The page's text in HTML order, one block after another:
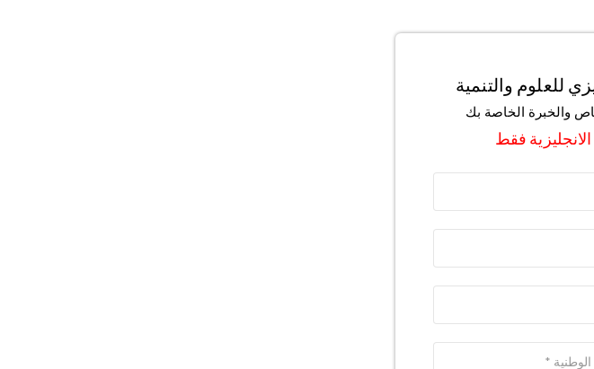
للعلوم والتنمية
والخبرة الخاصة بك
الانجليزية فقط